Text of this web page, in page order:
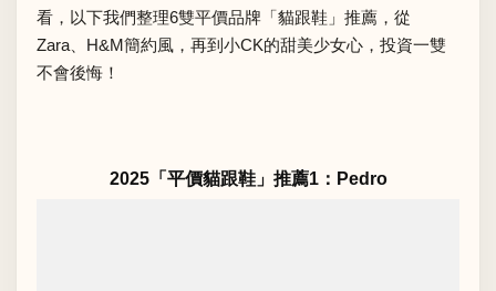
看，以下我們整理6雙平價品牌「貓跟鞋」推薦，從
Zara、H&M簡約風，再到小CK的甜美少女心，投資一雙
不會後悔！
2025「平價貓跟鞋」推薦1：Pedro